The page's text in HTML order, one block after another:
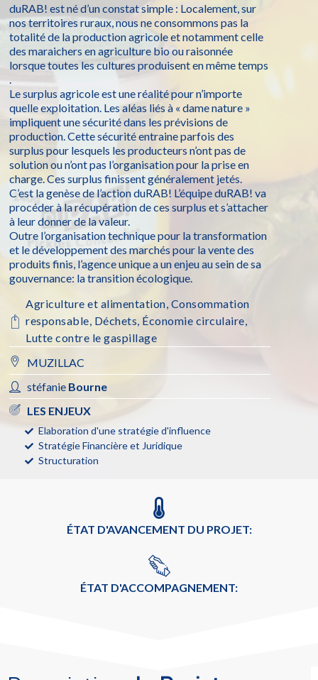
duRAB! est né d’un constat simple : Localement, sur
nos territoires ruraux, nous ne consommons pas la
totalité de la production agricole et notamment celle
des maraichers en agriculture bio ou raisonnée
lorsque toutes les cultures produisent en même temps
.
Le surplus agricole est une réalité pour n’importe
quelle exploitation. Les aléas liés à « dame nature »
impliquent une sécurité dans les prévisions de
production. Cette sécurité entraine parfois des
surplus pour lesquels les producteurs n’ont pas de
solution ou n’ont pas l’organisation pour la prise en
charge. Ces surplus finissent généralement jetés.
C’est la genèse de l’action duRAB! L’équipe duRAB! va
procéder à la récupération de ces surplus et s’attacher
à leur donner de la valeur.
Outre l’organisation technique pour la transformation
et le développement des marchés pour la vente des
produits finis, l’agence unique a un enjeu au sein de sa
gouvernance: la transition écologique.
Agriculture et alimentation, Consommation
responsable, Déchets, Économie circulaire,
Lutte contre le gaspillage
MUZILLAC
stéfanie Bourne
LES ENJEUX
Elaboration d'une stratégie d'influence
Stratégie Financière et Juridique
Structuration
ÉTAT D'AVANCEMENT DU PROJET:
ÉTAT D'ACCOMPAGNEMENT: